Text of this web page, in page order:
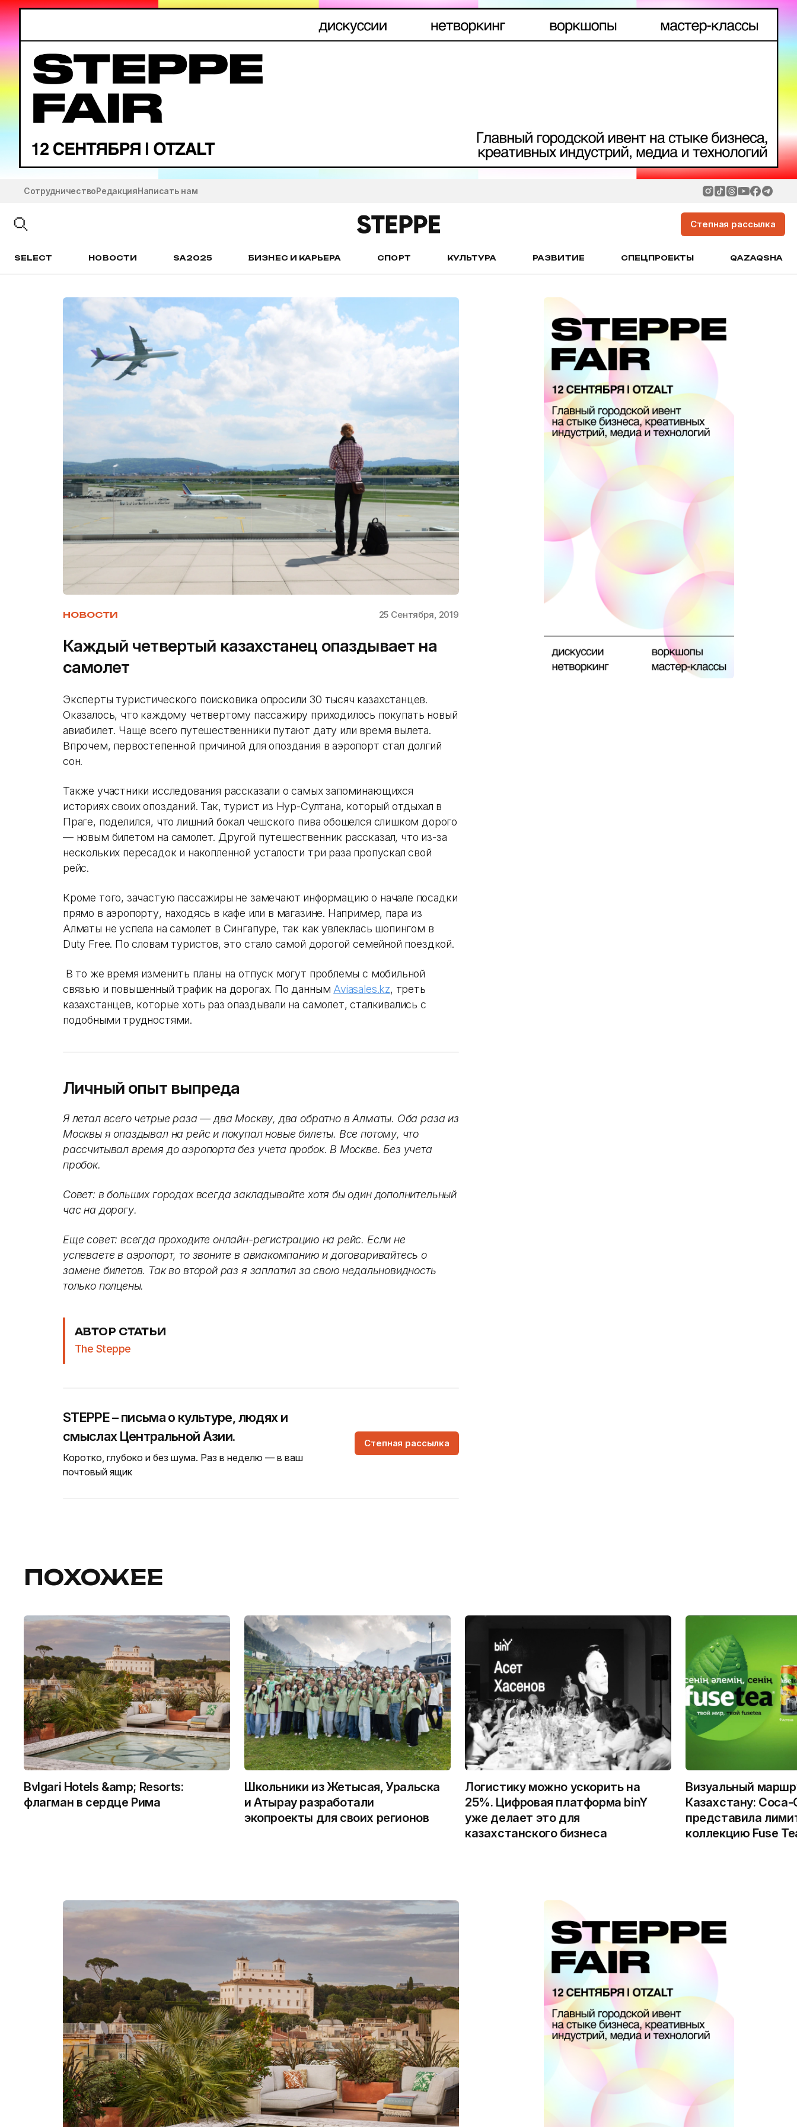
СотрудничествоРедакцияНаписать нам
Степная рассылка
SELECT НОВОСТИ SA2025 БИЗНЕС И КАРЬЕРА СПОРТ КУЛЬТУРА РАЗВИТИЕ СПЕЦПРОЕКТЫ QAZAQSHA
НОВОСТИ 25 Сентября, 2019
Каждый четвертый казахстанец опаздывает на
самолет
Эксперты туристического поисковика опросили 30 тысяч казахстанцев.
Оказалось, что каждому четвертому пассажиру приходилось покупать новый
авиабилет. Чаще всего путешественники путают дату или время вылета.
Впрочем, первостепенной причиной для опоздания в аэропорт стал долгий
сон.
Также участники исследования рассказали о самых запоминающихся
историях своих опозданий. Так, турист из Нур-Султана, который отдыхал в
Праге, поделился, что лишний бокал чешского пива обошелся слишком дорого
— новым билетом на самолет. Другой путешественник рассказал, что из-за
нескольких пересадок и накопленной усталости три раза пропускал свой
рейс.
Кроме того, зачастую пассажиры не замечают информацию о начале посадки
прямо в аэропорту, находясь в кафе или в магазине. Например, пара из
Алматы не успела на самолет в Сингапуре, так как увлеклась шопингом в
Duty Free. По словам туристов, это стало самой дорогой семейной поездкой.
В то же время изменить планы на отпуск могут проблемы с мобильной
связью и повышенный трафик на дорогах. По данным Aviasales.kz, треть
казахстанцев, которые хоть раз опаздывали на самолет, сталкивались с
подобными трудностями.
Личный опыт выпреда
Я летал всего четрые раза — два Москву, два обратно в Алматы. Оба раза из
Москвы я опаздывал на рейс и покупал новые билеты. Все потому, что
рассчитывал время до аэропорта без учета пробок. В Москве. Без учета
пробок.
Совет: в больших городах всегда закладывайте хотя бы один дополнительный
час на дорогу.
Еще совет: всегда проходите онлайн-регистрацию на рейс. Если не
успеваете в аэропорт, то звоните в авиакомпанию и договаривайтесь о
замене билетов. Так во второй раз я заплатил за свою недальновидность
только полцены.
АВТОР СТАТЬИ
The Steppe
STEPPE – письма о культуре, людях и
смыслах Центральной Азии.
Коротко, глубоко и без шума. Раз в неделю — в ваш
почтовый ящик
Степная рассылка
ПОХОЖЕЕ
Bvlgari Hotels &amp; Resorts:
флагман в сердце Рима
Школьники из Жетысая, Уральска
и Атырау разработали
экопроекты для своих регионов
Логистику можно ускорить на
25%. Цифровая платформа binY
уже делает это для
казахстанского бизнеса
Визуальный
Казахстану: Coca-
представила
коллекцию Fuse